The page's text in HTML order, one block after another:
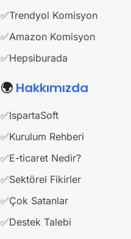
✅Trendyol Komisyon
✅Amazon Komisyon
✅Hepsiburada
🌍 Hakkımızda
✅IspartaSoft
✅Kurulum Rehberi
✅E-ticaret Nedir?
✅Sektörel Fikirler
✅Çok Satanlar
✅Destek Talebi